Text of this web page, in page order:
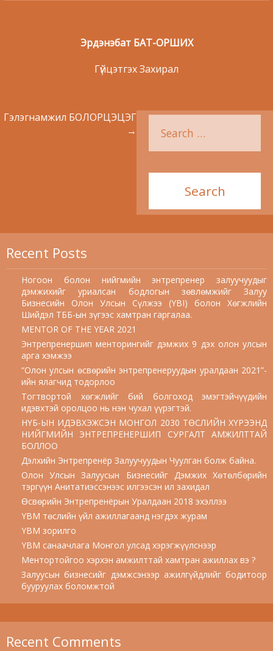
Эрдэнэбат БАТ-ОРШИХ
Гүйцэтгэх Захирал
Гэлэгнамжил БОЛОРЦЭЦЭГ
→
Recent Posts
Ногоон болон нийгмийн энтрепренер залуучуудыг
дэмжихийг уриалсан бодлогын зөвлөмжийг Залуу
Бизнесийн Олон Улсын Сүлжээ (YBI) болон Хөгжлийн
Шийдэл ТББ-ын зүгээс хамтран гаргалаа.
MENTOR OF THE YEAR 2021
Энтрепренершип менторингийг дэмжих 9 дэх олон улсын
арга хэмжээ
“Олон улсын өсвөрийн энтрепренеруудын уралдаан 2021”-
ийн ялагчид тодорлоо
Тогтвортой хөгжлийг бий болгоход эмэгтэйчүүдийн
идэвхтэй оролцоо нь нэн чухал үүрэгтэй.
НҮБ-ЫН ИДЭВХЭЖСЭН МОНГОЛ 2030 ТӨСЛИЙН ХҮРЭЭНД
НИЙГМИЙН ЭНТРЕПРЕНЕРШИП СУРГАЛТ АМЖИЛТТАЙ
БОЛЛОО
Дэлхийн Энтрепренёр Залуучуудын Чуулган болж байна.
Олон Улсын Залуусын Бизнесийг Дэмжих Хөтөлбөрийн
тэргүүн Анитатиэссэнээс илгээсэн ил захидал
Өсвөрийн Энтрепренёрын Уралдаан 2018 эхэллээ
YBM төслийн үйл ажиллагаанд нэгдэх журам
YBM зорилго
YBM санаачлага Монгол улсад хэрэгжүүлснээр
Ментортойгоо хэрхэн амжилттай хамтран ажиллах вэ ?
Залуусын бизнесийг дэмжсэнээр ажилгүйдлийг бодитоор
бууруулах боломжтой
Recent Comments